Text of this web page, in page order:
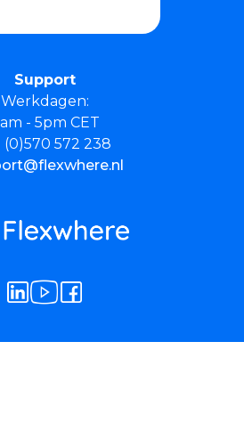
Support
Werkdagen:
- 5pm CET
(0)570 572 238